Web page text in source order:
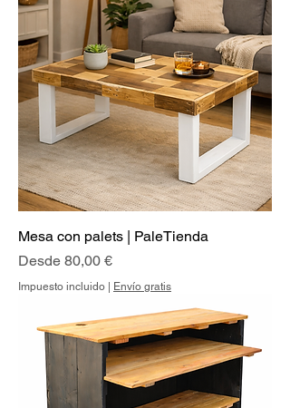
Mesa con palets | PaleTienda
Desde 80,00 €
Precio de oferta
Impuesto incluido Envío gratis